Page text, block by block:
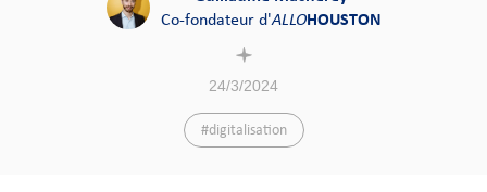
Co-fondateur d'ALLOHOUSTON
24/3/2024
#digitalisation